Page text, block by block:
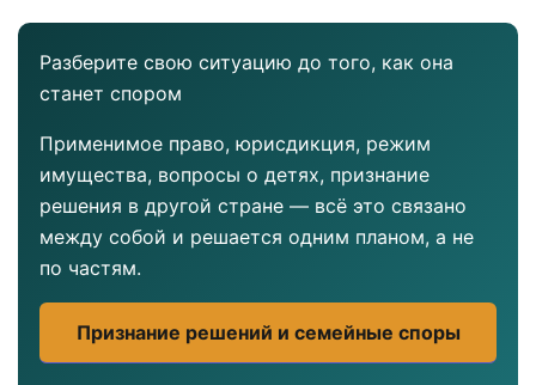
Разберите свою ситуацию до того, как она
станет спором
Применимое право, юрисдикция, режим
имущества, вопросы о детях, признание
решения в другой стране — всё это связано
между собой и решается одним планом, а не
по частям.
Признание решений и семейные споры